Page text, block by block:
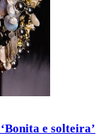
e solteira’